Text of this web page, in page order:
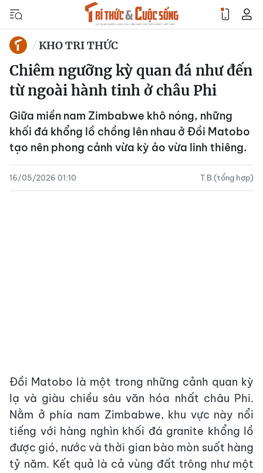
KHO TRI THỨC
Chiêm ngưỡng kỳ quan đá như đến
từ ngoài hành tinh ở châu Phi
Giữa miền nam Zimbabwe khô nóng, những
khối đá khổng lồ chồng lên nhau ở Đồi Matobo
tạo nên phong cảnh vừa kỳ ảo vừa linh thiêng.
16/05/2026 01:10 T.B (tổng hợp)
Đồi Matobo là một trong những cảnh quan kỳ
lạ và giàu chiều sâu văn hóa nhất châu Phi.
Nằm ở phía nam Zimbabwe, khu vực này nổi
tiếng với hàng nghìn khối đá granite khổng lồ
được gió, nước và thời gian bào mòn suốt hàng
tỷ năm. Kết quả là cả vùng đất trông như một